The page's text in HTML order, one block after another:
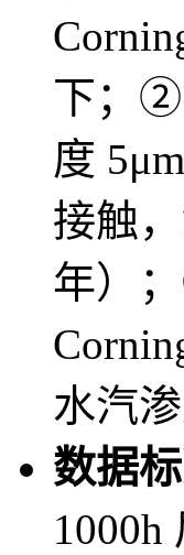
下；②
度
接触
年）
水汽
数据